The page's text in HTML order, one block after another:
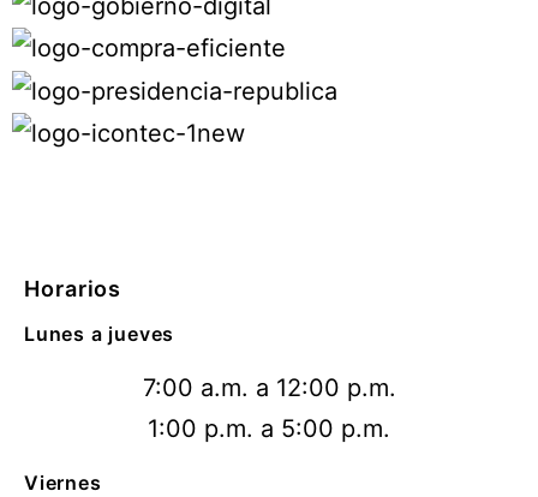
Horarios
Lunes a jueves
7:00 a.m. a 12:00 p.m.
1:00 p.m. a 5:00 p.m.
Viernes